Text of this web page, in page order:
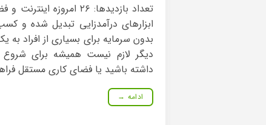
تعداد بازدیدها: ۲۶
ابزارهای درآمدزایی تبدیل شده و
بدون سرمایه برای بسیاری از
دیگر لازم نیست همیشه برای
داشته باشید یا فضای کاری مستقل
ادامه →